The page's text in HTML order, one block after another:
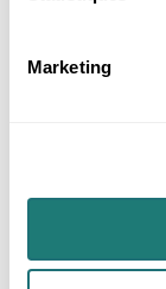
Marketing
variables de